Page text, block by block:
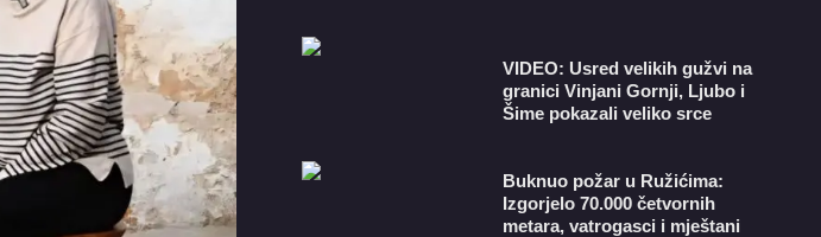
VIDEO: Usred velikih gužvi na
granici Vinjani Gornji, Ljubo i
Šime pokazali veliko srce
Buknuo požar u Ružićima:
Izgorjelo 70.000 četvornih
metara, vatrogasci i mještani